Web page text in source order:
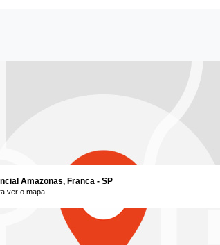
Amazonas, Franca - SP
ver o mapa